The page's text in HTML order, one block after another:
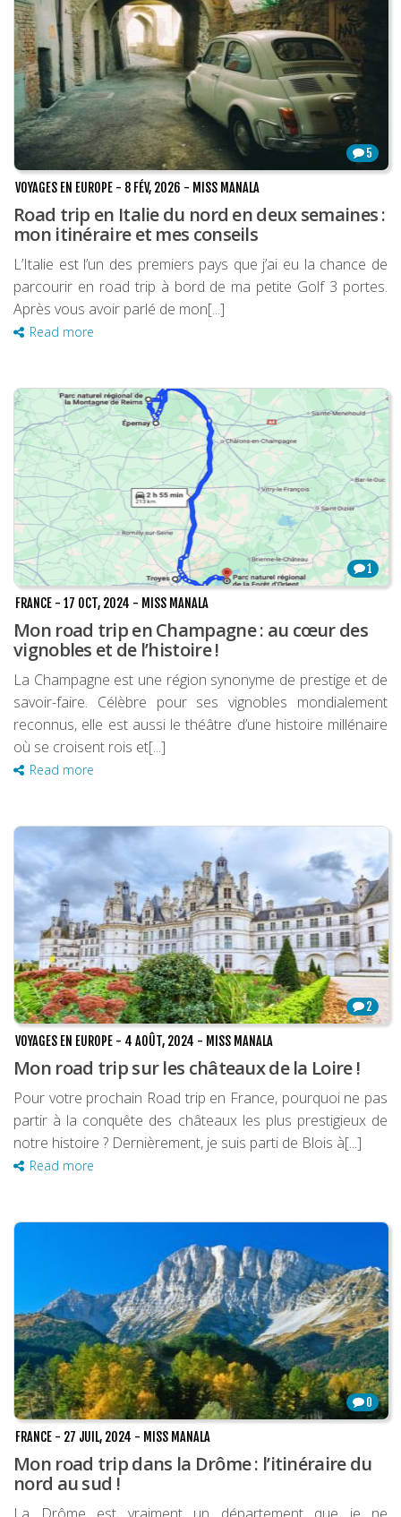
5
VOYAGES EN EUROPE - 8 FÉV, 2026 - MISS MANALA
Road trip en Italie du nord en deux semaines :
mon itinéraire et mes conseils
L’Italie est l’un des premiers pays que j’ai eu la chance de
parcourir en road trip à bord de ma petite Golf 3 portes.
Après vous avoir parlé de mon[...]
Read more
1
FRANCE - 17 OCT, 2024 - MISS MANALA
Mon road trip en Champagne : au cœur des
vignobles et de l’histoire !
La Champagne est une région synonyme de prestige et de
savoir-faire. Célèbre pour ses vignobles mondialement
reconnus, elle est aussi le théâtre d’une histoire millénaire
où se croisent rois et[...]
Read more
2
VOYAGES EN EUROPE - 4 AOÛT, 2024 - MISS MANALA
Mon road trip sur les châteaux de la Loire !
Pour votre prochain Road trip en France, pourquoi ne pas
partir à la conquête des châteaux les plus prestigieux de
notre histoire ? Dernièrement, je suis parti de Blois à[...]
Read more
0
FRANCE - 27 JUIL, 2024 - MISS MANALA
Mon road trip dans la Drôme : l’itinéraire du
nord au sud !